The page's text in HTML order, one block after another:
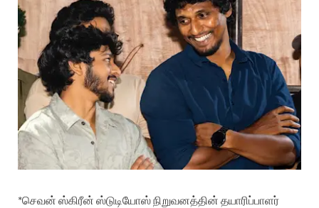
*செவன் ஸ்கிரீன் ஸ்டுடியோஸ் நிறுவனத்தின் தயாரிப்பாளர்